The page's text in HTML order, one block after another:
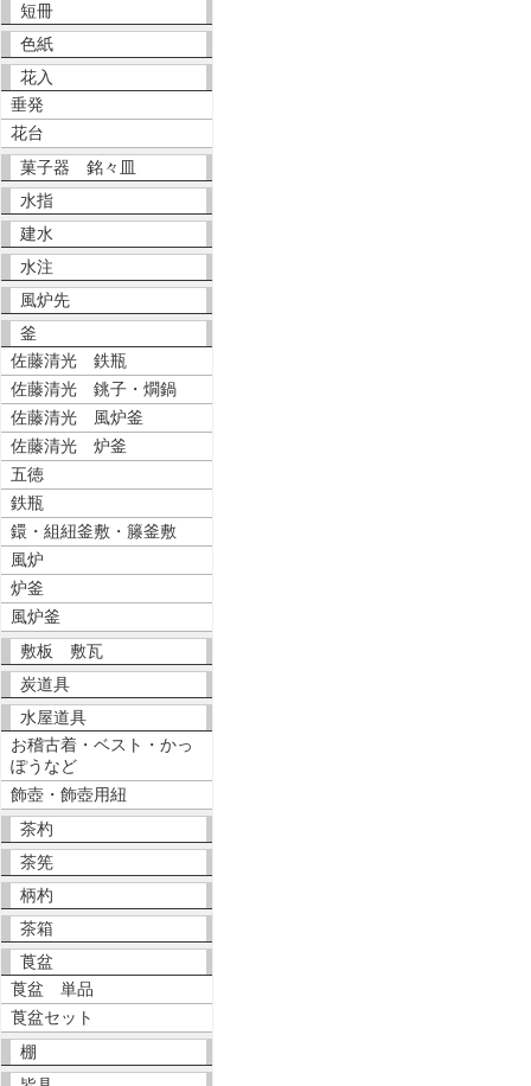
短冊
色紙
花入
垂発
花台
菓子器 銘々皿
水指
建水
水注
風炉先
釜
佐藤清光 鉄瓶
佐藤清光 銚子・燗鍋
佐藤清光 風炉釜
佐藤清光 炉釜
五徳
鉄瓶
鐶・組紐釜敷・籐釜敷
風炉
炉釜
風炉釜
敷板 敷瓦
炭道具
水屋道具
お稽古着・ベスト・かっ
ぽうなど
飾壺・飾壺用紐
茶杓
茶筅
柄杓
茶箱
莨盆
莨盆 単品
莨盆セット
棚